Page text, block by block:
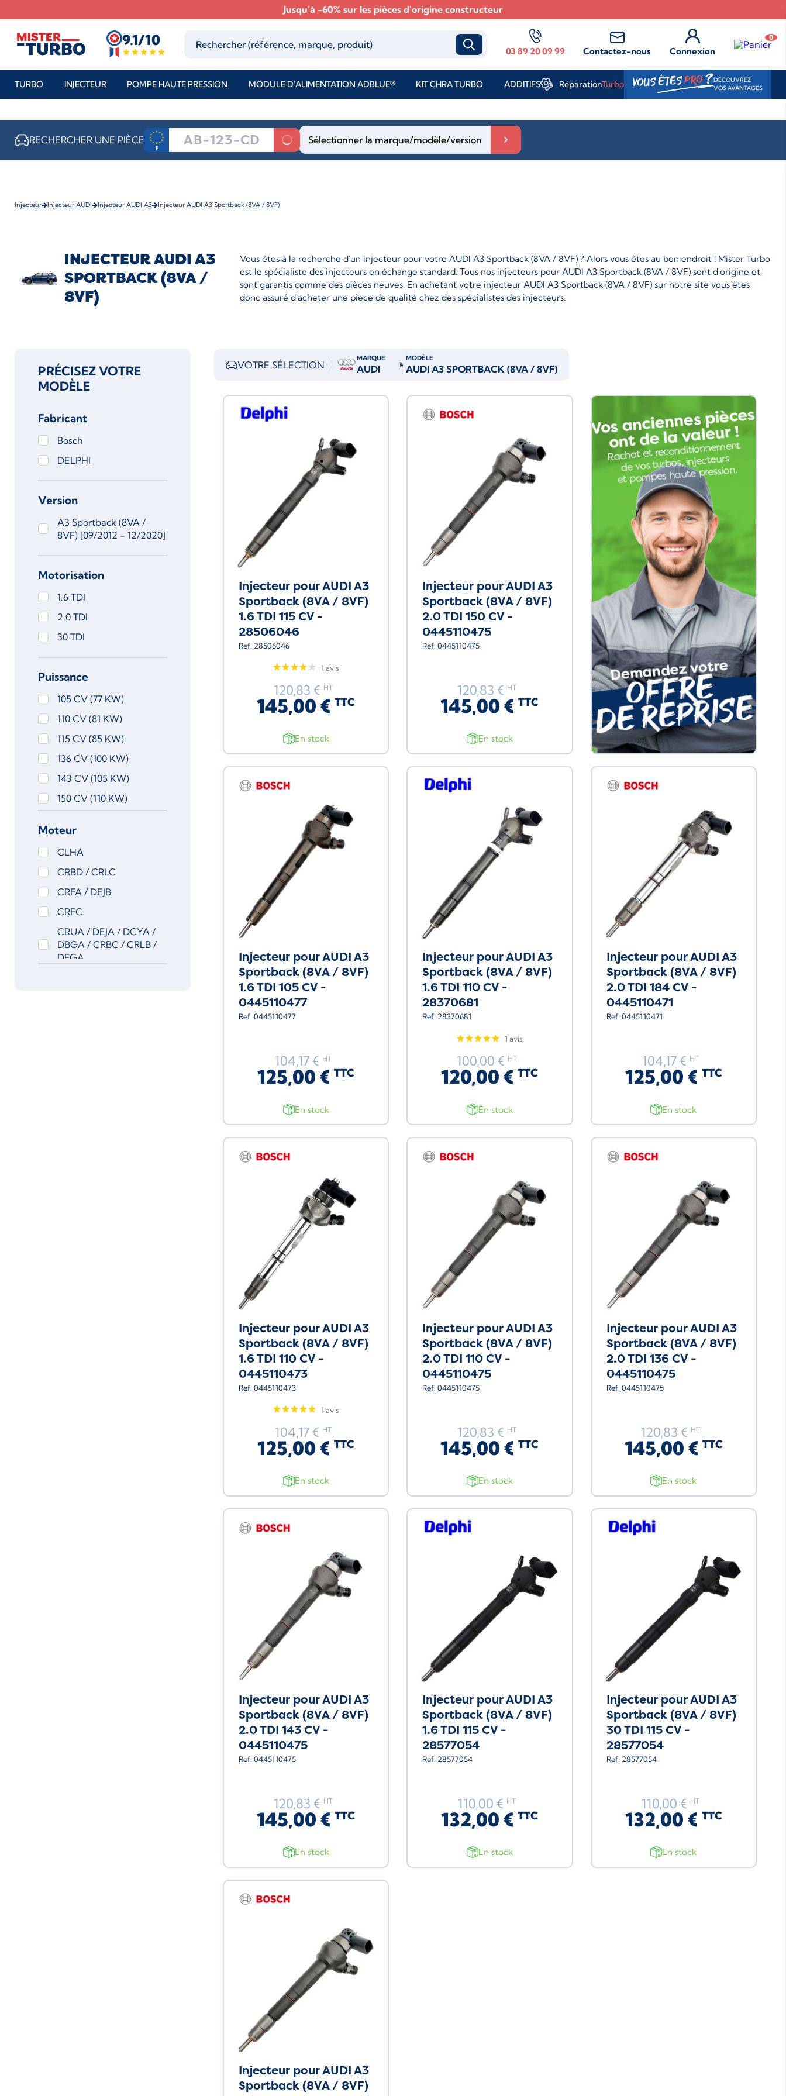
Jusqu'à -60% sur les pièces d'origine constructeur
9.1/10
03 89 20 09 99 Contactez-nous Connexion
0
TURBO INJECTEUR POMPE HAUTE PRESSION MODULE D'ALIMENTATION ADBLUE® KIT CHRA TURBO ADDITIFS RéparationTurbo VOUS ÊTESPRO?DÉCOUVREZ
VOS AVANTAGES
RECHERCHER UNE PIÈCE Sélectionner la marque/modèle/version
Injecteur Injecteur AUDI Injecteur AUDI A3 Injecteur AUDI A3 Sportback (8VA / 8VF)
INJECTEUR AUDI A3
SPORTBACK (8VA /
8VF)
Vous êtes à la recherche d'un injecteur pour votre AUDI A3 Sportback (8VA / 8VF) ? Alors vous êtes au bon endroit ! Mister Turbo
est le spécialiste des injecteurs en échange standard. Tous nos injecteurs pour AUDI A3 Sportback (8VA / 8VF) sont d'origine et
sont garantis comme des pièces neuves. En achetant votre injecteur AUDI A3 Sportback (8VA / 8VF) sur notre site vous êtes
donc assuré d'acheter une pièce de qualité chez des spécialistes des injecteurs.
PRÉCISEZ VOTRE
MODÈLE
Fabricant
Bosch
DELPHI
Version
A3 Sportback (8VA /
8VF) [09/2012 - 12/2020]
Motorisation
1.6 TDI
2.0 TDI
30 TDI
Puissance
105 CV (77 KW)
110 CV (81 KW)
115 CV (85 KW)
136 CV (100 KW)
143 CV (105 KW)
150 CV (110 KW)
Moteur
CLHA
CRBD / CRLC
CRFA / DEJB
CRFC
CRUA / DEJA / DCYA /
DBGA / CRBC / CRLB /
DFGA
VOTRE SÉLECTION
MARQUE
AUDI
MODÈLE
AUDI A3 SPORTBACK (8VA / 8VF)
Injecteur pour AUDI A3
Sportback (8VA / 8VF)
1.6 TDI 115 CV -
28506046
Ref. 28506046
1 avis
120,83 € HT
145,00 €TTC
En stock
Injecteur pour AUDI A3
Sportback (8VA / 8VF)
2.0 TDI 150 CV -
0445110475
Ref. 0445110475
120,83 € HT
145,00 €TTC
En stock
Injecteur pour AUDI A3
Sportback (8VA / 8VF)
1.6 TDI 105 CV -
0445110477
Ref. 0445110477
104,17 € HT
125,00 €TTC
En stock
Injecteur pour AUDI A3
Sportback (8VA / 8VF)
1.6 TDI 110 CV -
28370681
Ref. 28370681
1 avis
100,00 € HT
120,00 €TTC
En stock
Injecteur pour AUDI A3
Sportback (8VA / 8VF)
2.0 TDI 184 CV -
0445110471
Ref. 0445110471
104,17 € HT
125,00 € TTC
En stock
Injecteur pour AUDI A3
Sportback (8VA / 8VF)
1.6 TDI 110 CV -
0445110473
Ref. 0445110473
1 avis
104,17 € HT
125,00 €TTC
En stock
Injecteur pour AUDI A3
Sportback (8VA / 8VF)
2.0 TDI 110 CV -
0445110475
Ref. 0445110475
120,83 € HT
145,00 €TTC
En stock
Injecteur pour AUDI A3
Sportback (8VA / 8VF)
2.0 TDI 136 CV -
0445110475
Ref. 0445110475
120,83 € HT
145,00 € TTC
En stock
Injecteur pour AUDI A3
Sportback (8VA / 8VF)
2.0 TDI 143 CV -
0445110475
Ref. 0445110475
120,83 € HT
145,00 €TTC
En stock
Injecteur pour AUDI A3
Sportback (8VA / 8VF)
1.6 TDI 115 CV -
28577054
Ref. 28577054
110,00 € HT
132,00 €TTC
En stock
Injecteur pour AUDI A3
Sportback (8VA / 8VF)
30 TDI 115 CV -
28577054
Ref. 28577054
110,00 € HT
132,00 € TTC
En stock
Injecteur pour AUDI A3
Sportback (8VA / 8VF)